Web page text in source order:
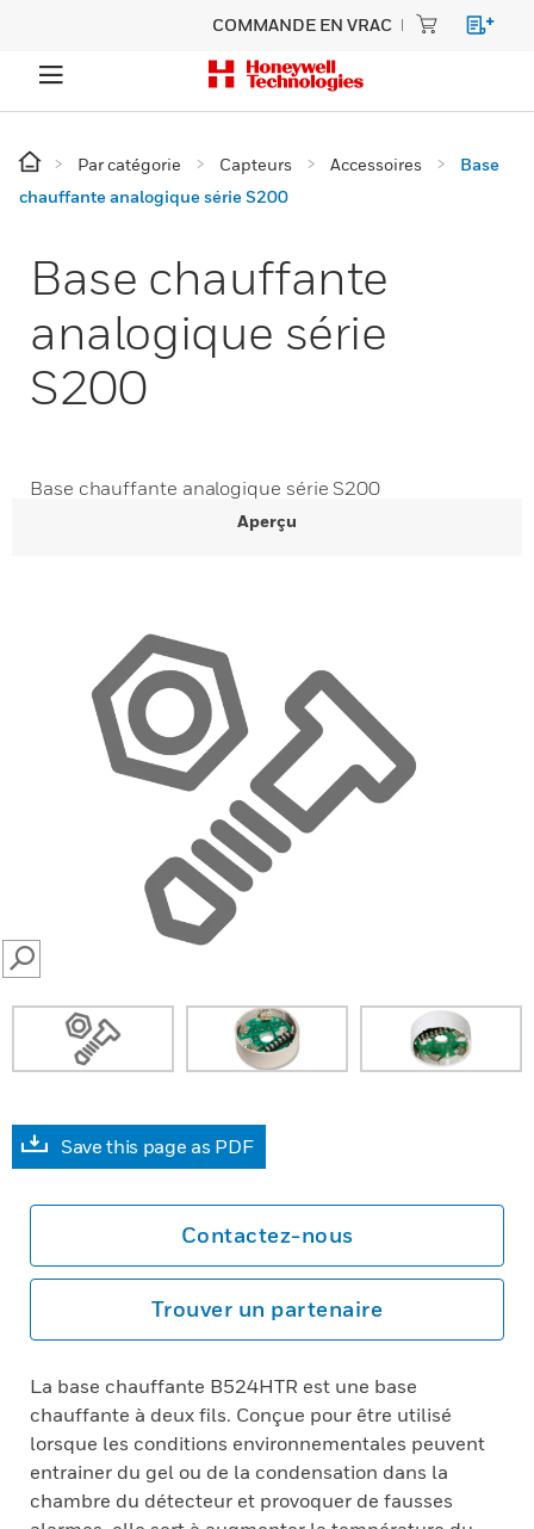
COMMANDE EN VRAC
Par catégorie Capteurs Accessoires
Base
chauffante analogique série S200
Base chauffante
analogique série
S200
Base chauffante analogique série S200
Aperçu
SEARCH
Save this page as PDF
Contactez-nous
Trouver un partenaire
La base chauffante B524HTR est une base
chauffante à deux fils. Conçue pour être utilisé
lorsque les conditions environnementales peuvent
entrainer du gel ou de la condensation dans la
chambre du détecteur et provoquer de fausses